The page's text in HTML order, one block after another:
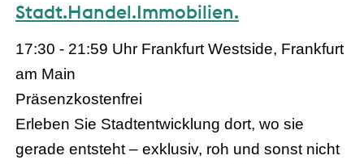
Stadt.Handel.Immobilien.
17:30 - 21:59 Uhr Frankfurt Westside, Frankfurt
am Main
Präsenzkostenfrei
Erleben Sie Stadtentwicklung dort, wo sie
gerade entsteht – exklusiv, roh und sonst nicht